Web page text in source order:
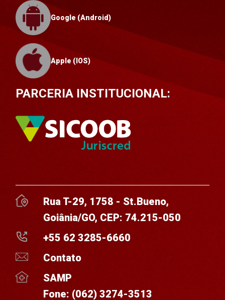
Google (Android)
Apple (IOS)
PARCERIA INSTITUCIONAL:
Rua T-29, 1758 - St.Bueno,
Goiânia/GO, CEP: 74.215-050
+55 62 3285-6660
Contato
SAMP
Fone: (062) 3274-3513